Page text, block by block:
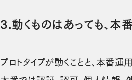
3.動くものはあっても、本
プロトタイプが動くことと、本番運